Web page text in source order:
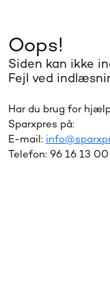
Oops!
Siden kan ikke
Fejl ved
Har du brug for
Sparxpres på:
E-mail:
Telefon: 96 16 13 00